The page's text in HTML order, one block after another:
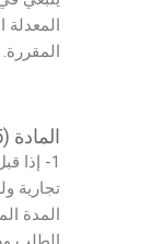
المعدلة
المقررة.
المادة (15): تاريخ التسجيل
1- إذا
تجارية
المدة